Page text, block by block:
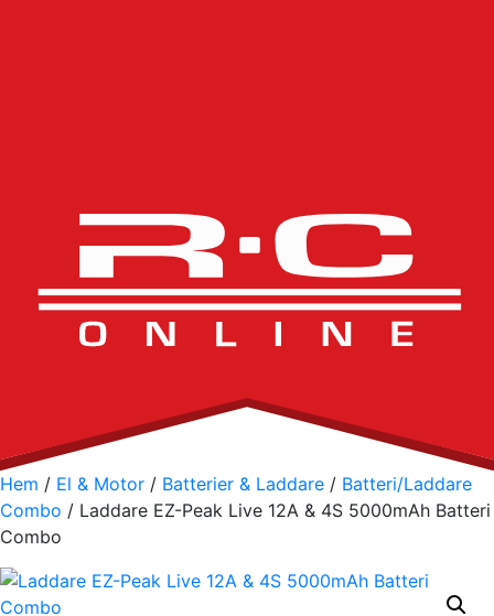
Hem / El & Motor / Batterier & Laddare / Batteri/Laddare
Combo / Laddare EZ-Peak Live 12A & 4S 5000mAh Batteri
Combo